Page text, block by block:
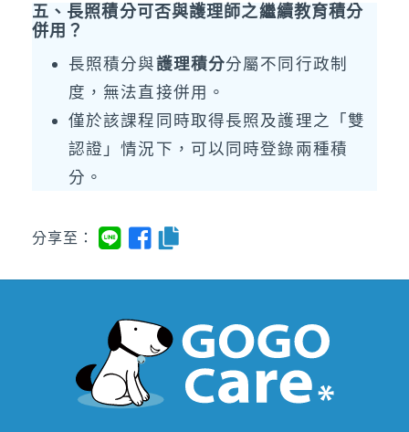
五、長照積分可否與護理師之繼續教育積分
併用？
長照積分與護理積分分屬不同行政制
度，無法直接併用。
僅於該課程同時取得長照及護理之「雙
認證」情況下，可以同時登錄兩種積
分。
分享至：